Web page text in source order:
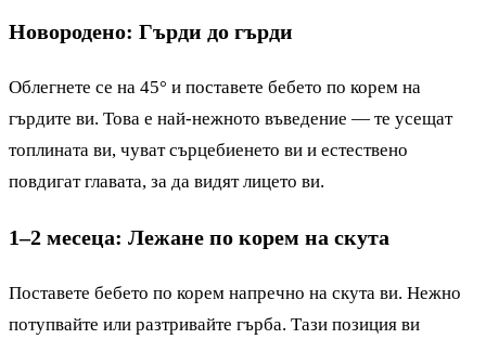
Новородено: Гърди до гърди
Облегнете се на 45° и поставете бебето по корем на
гърдите ви. Това е най-нежното въведение — те усещат
топлината ви, чуват сърцебиенето ви и естествено
повдигат главата, за да видят лицето ви.
1–2 месеца: Лежане по корем на скута
Поставете бебето по корем напречно на скута ви. Нежно
потупвайте или разтривайте гърба. Тази позиция ви